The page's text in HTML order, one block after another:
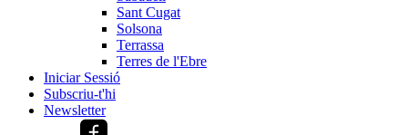
Sant Cugat
Solsona
Terrassa
Terres de l'Ebre
Iniciar Sessió
Subscriu-t'hi
Newsletter